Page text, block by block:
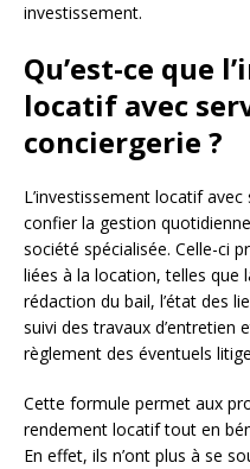
investissement.
Qu’est-ce que
locatif avec
conciergerie ?
L’investissement locatif
confier la gestion
société spécialisée. Celle-ci
liées à la location, telles que
rédaction du bail, l’état des
suivi des travaux d’entretien
règlement des éventuels
Cette formule permet aux
rendement locatif tout en
En effet, ils n’ont plus à se